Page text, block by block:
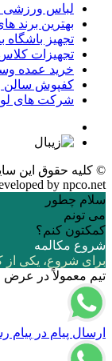
لباس ورزشی
بهترین برند
تجهیز باشگاه
تجهیزات
خرید عمده
کفپوش سالن
شرکت های
© کلیه حقوق این
by npco.net
سلام چطور
می تونم
کمکتون کنم؟
شروع مکالمه
برای شروع، یکی از
تیم معمولاً در عرض
ارسال پیام در پیام